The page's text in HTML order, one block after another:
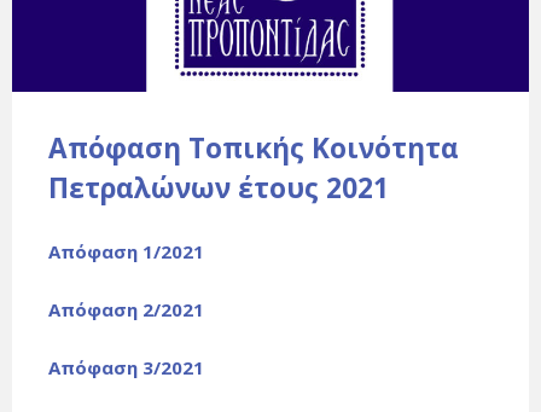
Απόφαση Τοπικής Κοινότητα
Πετραλώνων έτους 2021
Απόφαση 1/2021
Απόφαση 2/2021
Απόφαση 3/2021